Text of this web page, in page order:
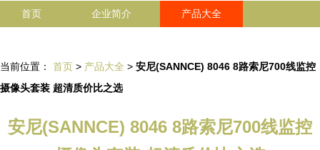
首页 企业简介 产品大全
当前位置： 首页 > 产品大全 > 安尼(SANNCE) 8046 8路索尼700线监控
摄像头套装 超清质价比之选
安尼(SANNCE) 8046 8路索尼700线监控